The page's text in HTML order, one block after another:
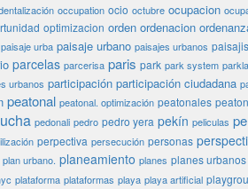
occupation ocio octubre ocupacion
optimizacion orden ordenacion
paisaje urba paisaje urbano paisajes urbanos
parcelas parcerisa paris park park system
urbanos participación participación ciudadana
peatonal peatonal. optimización peatonales
pedonali pedro pedro yera pekín peliculas
perpectiva persecución personas
plan urbano. planeamiento planes planes urbanos
plataforma plataformas playa playa artificial